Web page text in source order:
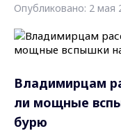
Опубликовано: 2 мая
Владимирцам
ли мощные
бурю